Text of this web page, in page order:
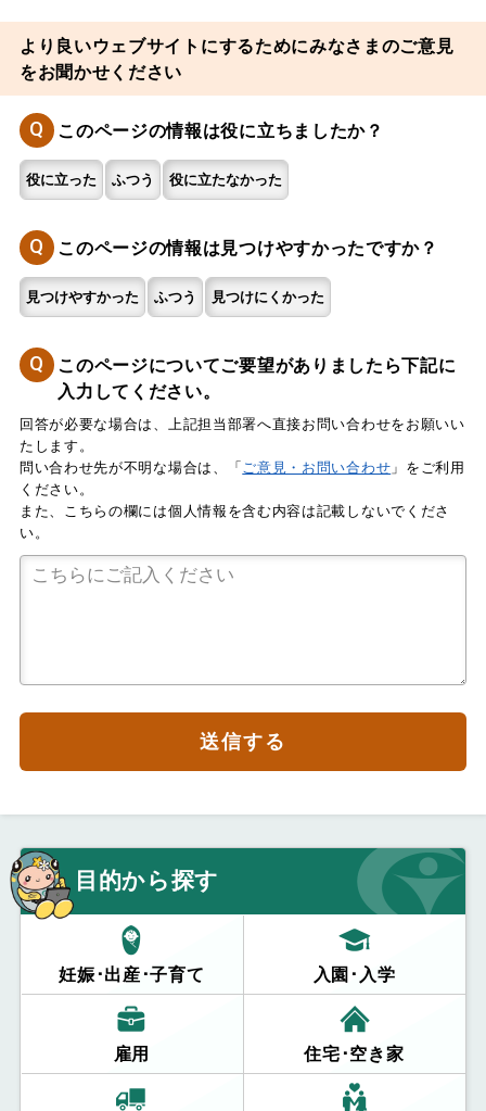
より良いウェブサイトにするためにみなさまのご意見
をお聞かせください
Q このページの情報は役に立ちましたか？
役に立った ふつう 役に立たなかった
Q このページの情報は見つけやすかったですか？
見つけやすかった ふつう 見つけにくかった
Q
このページについてご要望がありましたら下記に
入力してください。
回答が必要な場合は、上記担当部署へ直接お問い合わせをお願いい
たします。
問い合わせ先が不明な場合は、「 ご意見・お問い合わせ 」をご利用
ください。
また、こちらの欄には個人情報を含む内容は記載しないでくださ
い。
送信する
目的から探す
妊娠･出産･子育て 入園･入学
雇用 住宅･空き家